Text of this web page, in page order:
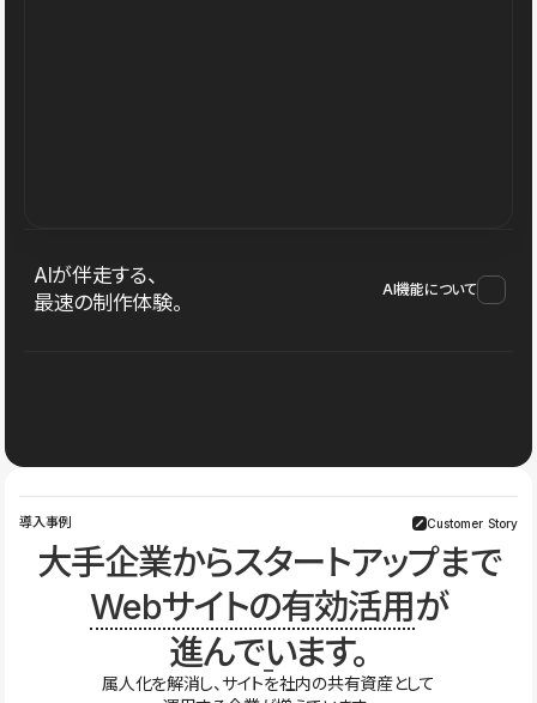
AIが伴走する、
最速の制作体験。
AI機能について
導入事例 Customer Story
大手企業からスタートアップまで
Webサイトの有効活用が
進んでいます。
属人化を解消し、サイトを社内の共有資産として